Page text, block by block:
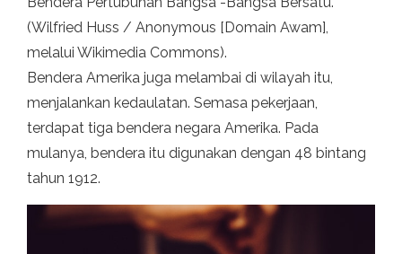
(Wilfried Huss / Anonymous [Domain Awam],
melalui Wikimedia Commons).
Bendera Amerika juga melambai di wilayah itu,
menjalankan kedaulatan. Semasa pekerjaan,
terdapat tiga bendera negara Amerika. Pada
mulanya, bendera itu digunakan dengan 48 bintang
tahun 1912.